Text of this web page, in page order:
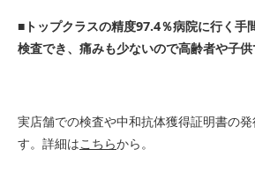
■トップクラスの精度97.4％病院に行く手
検査でき、痛みも少ないので高齢者や子供
実店舗での検査や中和抗体獲得証明書の
す。詳細はこちらから。